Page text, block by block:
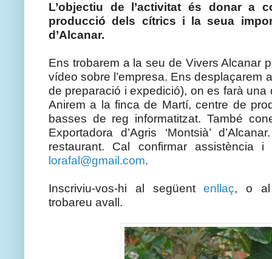
L’objectiu de l’activitat és donar a
producció dels cítrics i la seua
d’Alcanar.
Ens trobarem a la seu de Vivers Alcanar
vídeo sobre l’empresa. Ens desplaçarem
de preparació i expedició), on es farà una
Anirem a la finca de Martí, centre de
basses de reg informatitzat. També
Exportadora d’Agris ‘Montsià’
restaurant. Cal confirmar assistència
lorafal@gmail.com.
Inscriviu-vos-hi al següentenllaç, o al
trobareu avall.